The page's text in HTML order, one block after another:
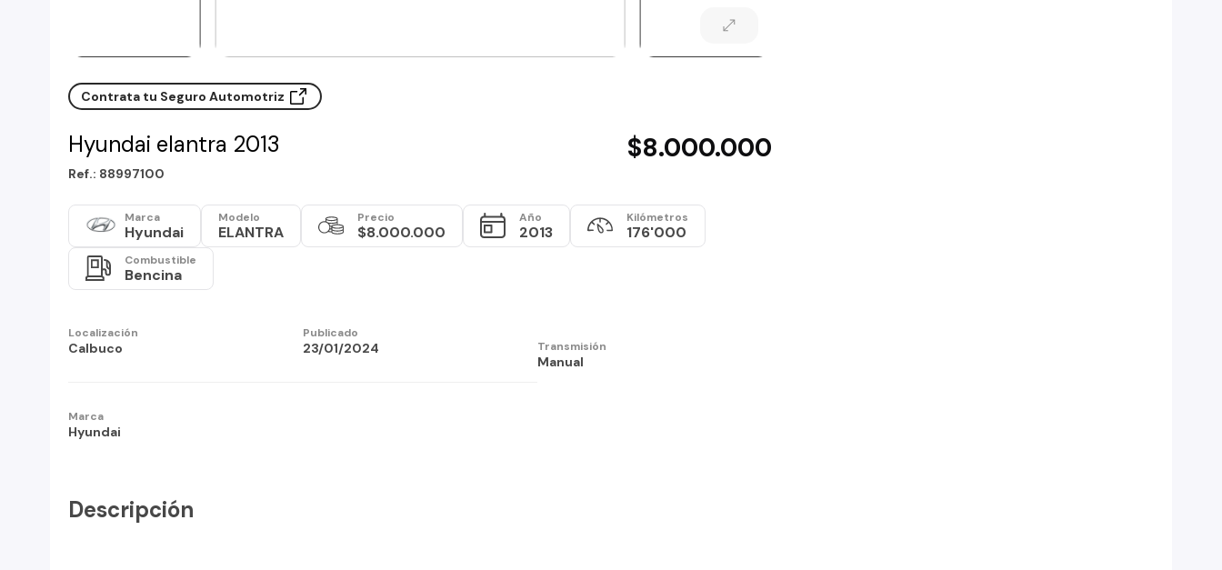
Contrata tu Seguro Automotriz
Hyundai elantra 2013 $8.000.000
Ref.: 88997100
Marca
Hyundai
Modelo
ELANTRA
Precio
$8.000.000
Año
2013
Kilómetros
176'000
Combustible
Bencina
Localización
Calbuco
Publicado
23/01/2024 Transmisión
Manual
Marca
Hyundai
Descripción